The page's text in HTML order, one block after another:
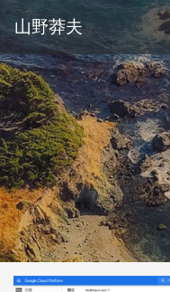
山野莽夫